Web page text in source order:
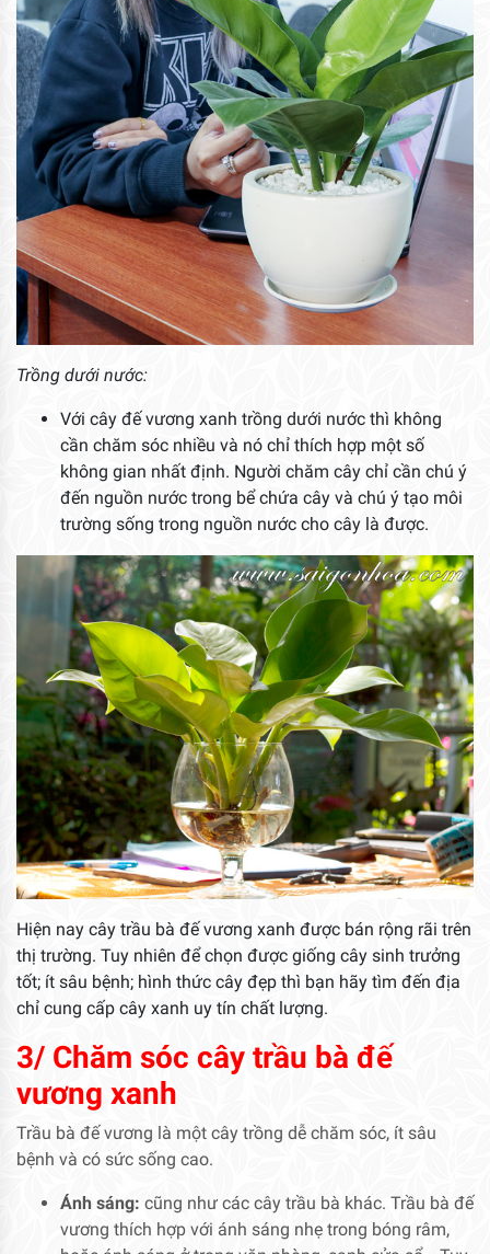
Trồng dưới nước:
Với cây đế vương xanh trồng dưới nước thì không
cần chăm sóc nhiều và nó chỉ thích hợp một số
không gian nhất định. Người chăm cây chỉ cần chú ý
đến nguồn nước trong bể chứa cây và chú ý tạo môi
trường sống trong nguồn nước cho cây là được.
Hiện nay cây trầu bà đế vương xanh được bán rộng rãi trên
thị trường. Tuy nhiên để chọn được giống cây sinh trưởng
tốt; ít sâu bệnh; hình thức cây đẹp thì bạn hãy tìm đến địa
chỉ cung cấp cây xanh uy tín chất lượng.
3/ Chăm sóc cây trầu bà đế
vương xanh
Trầu bà đế vương là một cây trồng dễ chăm sóc, ít sâu
bệnh và có sức sống cao.
Ánh sáng: cũng như các cây trầu bà khác. Trầu bà đế
vương thích hợp với ánh sáng nhẹ trong bóng râm,